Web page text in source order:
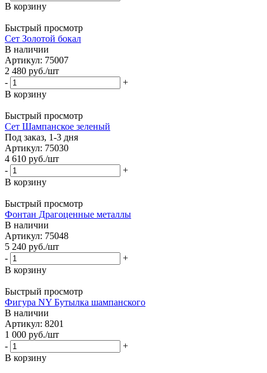
В корзину
Быстрый просмотр
Сет Золотой бокал
В наличии
Артикул: 75007
2 480 руб./шт
-
+
В корзину
Быстрый просмотр
Сет Шампанское зеленый
Под заказ, 1-3 дня
Артикул: 75030
4 610 руб./шт
-
+
В корзину
Быстрый просмотр
Фонтан Драгоценные металлы
В наличии
Артикул: 75048
5 240 руб./шт
-
+
В корзину
Быстрый просмотр
Фигура NY Бутылка шампанского
В наличии
Артикул: 8201
1 000 руб./шт
-
+
В корзину